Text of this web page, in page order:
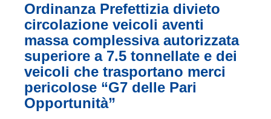
Ordinanza Prefettizia divieto
circolazione veicoli aventi
massa complessiva autorizzata
superiore a 7.5 tonnellate e dei
veicoli che trasportano merci
pericolose “G7 delle Pari
Opportunità”